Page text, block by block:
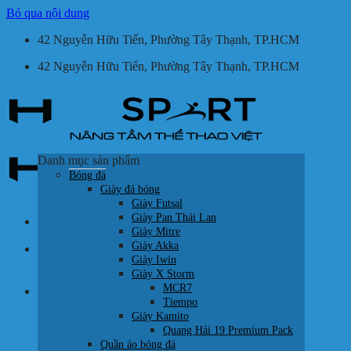
Bỏ qua nội dung
42 Nguyễn Hữu Tiến, Phường Tây Thạnh, TP.HCM
42 Nguyễn Hữu Tiến, Phường Tây Thạnh, TP.HCM
Danh mục sản phẩm
Bóng đá
Giày đá bóng
Giày Futsal
Giày Pan Thái Lan
Giày Mitre
Giày Akka
Giày Iwin
Giày X Storm
MCR7
Tiempo
Giày Kamito
Quang Hải 19 Premium Pack
Quần áo bóng đá